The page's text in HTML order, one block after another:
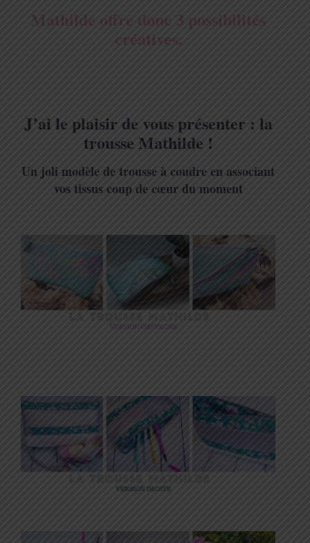
Mathilde offre donc 3 possibilités
créatives.
J’ai le plaisir de vous présenter : la
trousse Mathilde !
Un joli modèle de trousse à coudre en associant
vos tissus coup decœurdu moment